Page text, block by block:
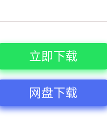
立即下载
网盘下载